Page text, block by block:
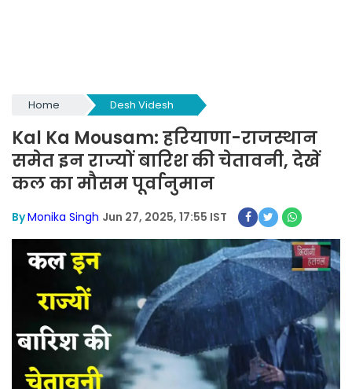
Home Desh Videsh
Kal Ka Mousam: हरियाणा-राजस्थान
समेत इन राज्यों बारिश की चेतावनी, देखें
कल का मौसम पूर्वानुमान
ByMonika Singh Jun 27, 2025, 17:55 IST